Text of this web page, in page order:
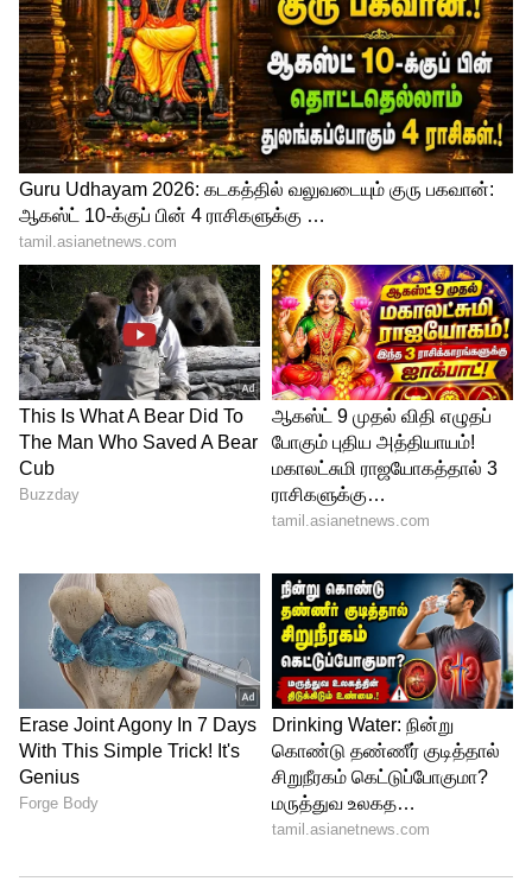
நிறைவேற்ற, தமிழக அரசு அனுமதி
மறுப்பதும், பக்தர்களின் ஆன்மீக
உரிமையில் அரசு தலையிடுவதும்,
வன்மையாகக் கண்டிக்கத்தக்கது.
உடனடியாக தமிழக அரசு, நடைபெற
இருக்கும் கந்தசஷ்டி விழாவில்
கோவிலுக்குள் தங்கியிருந்து, பக்தர்கள்
தங்கள் வேண்டுதலை நிறைவேற்ற ஆவன
செய்ய வேண்டும். வேண்டுதல்
நிறைவேற்றக் காத்திருக்கும் பக்தர்களின்
பாரம்பரிய உரிமையை பறிக்காமல்,
அவர்களை கோவிலுக்குள் தங்கியிருக்க
பாரதிய ஜனதா கட்சியின் சார்பில்